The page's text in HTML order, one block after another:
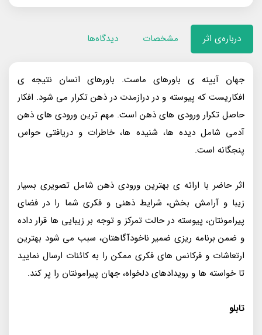
درباره‌ی اثر مشخصات دیدگاه‌ها
جهان آیینه‌ ی باورهای ماست. باورهای انسان نتیجه‌ ی
افکاریست که پیوسته و در دراز‌مدت در ذهن تکرار می‌ شود. افکار
حاصل تکرار ورودی‌ های ذهن است. مهم‌ ترین ورودی‌ های ذهن
آدمی شامل دیده‌ ها، شنیده‌ ها، خاطرات و دریافتی حواس
پنجگانه است.
اثر حاضر با ارائه‌ ی بهترین ورودی‌ ذهن شامل تصویری بسیار
زیبا و آرامش‌ بخش، شرایط ذهنی و فکری شما را در فضای
پیرامونتان، پیوسته در حالت تمرکز و توجه بر زیبایی‌ ها قرار داده
و ضمن برنامه‌ ریزی ضمیر ناخودآگاهتان، سبب می‌ شود بهترین
ارتعاشات و فرکانس‌ های فکری ممکن را به کائنات ارسال نمایید
تا خواسته‌ ها و رویدادهای دلخواه، جهان پیرامونتان را پر کند.
تابلو